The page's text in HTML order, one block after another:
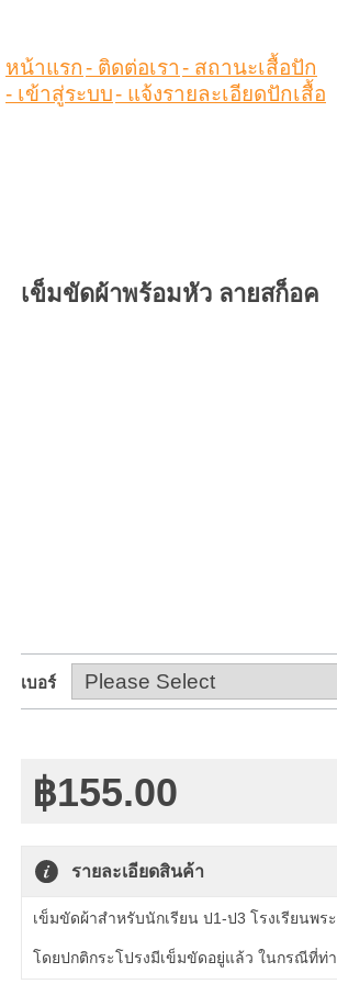
หน้าแรก- ติดต่อเรา- สถานะเสื้อปัก
- เข้าสู่ระบบ- แจ้งรายละเอียดปักเสื้อ
เข็มขัดผ้าพร้อมหัว ลายสก็อค
เบอร์
฿155.00
รายละเอียดสินค้า
เข็มขัดผ้าสำหรับนักเรียน ป1-ป3 โรงเรียนพร
โดยปกติกระโปรงมีเข็มขัดอยู่แล้ว ในกรณีที่ท่